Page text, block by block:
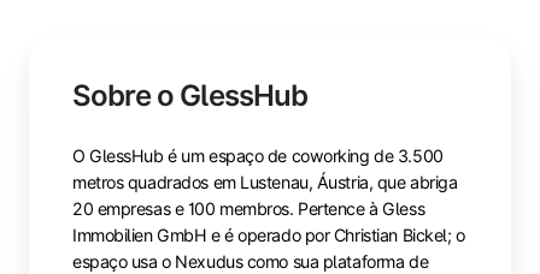
Sobre o GlessHub
O GlessHub é um espaço de coworking de 3.500
metros quadrados em Lustenau, Áustria, que abriga
20 empresas e 100 membros. Pertence à Gless
Immobilien GmbH e é operado por Christian Bickel; o
espaço usa o Nexudus como sua plataforma de